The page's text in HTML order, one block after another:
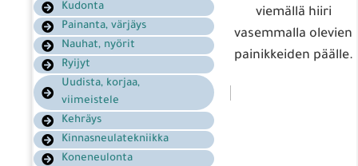
Kudonta
Painanta, värjäys
Nauhat, nyörit
Ryijyt
Uudista, korjaa,
viimeistele
Kehräys
Kinnasneulatekniikka
Koneneulonta
viemällä hiiri
vasemmalla olevien
painikkeiden päälle.